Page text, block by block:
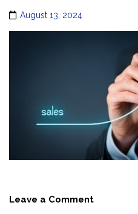
August 13, 2024
Leave a Comment